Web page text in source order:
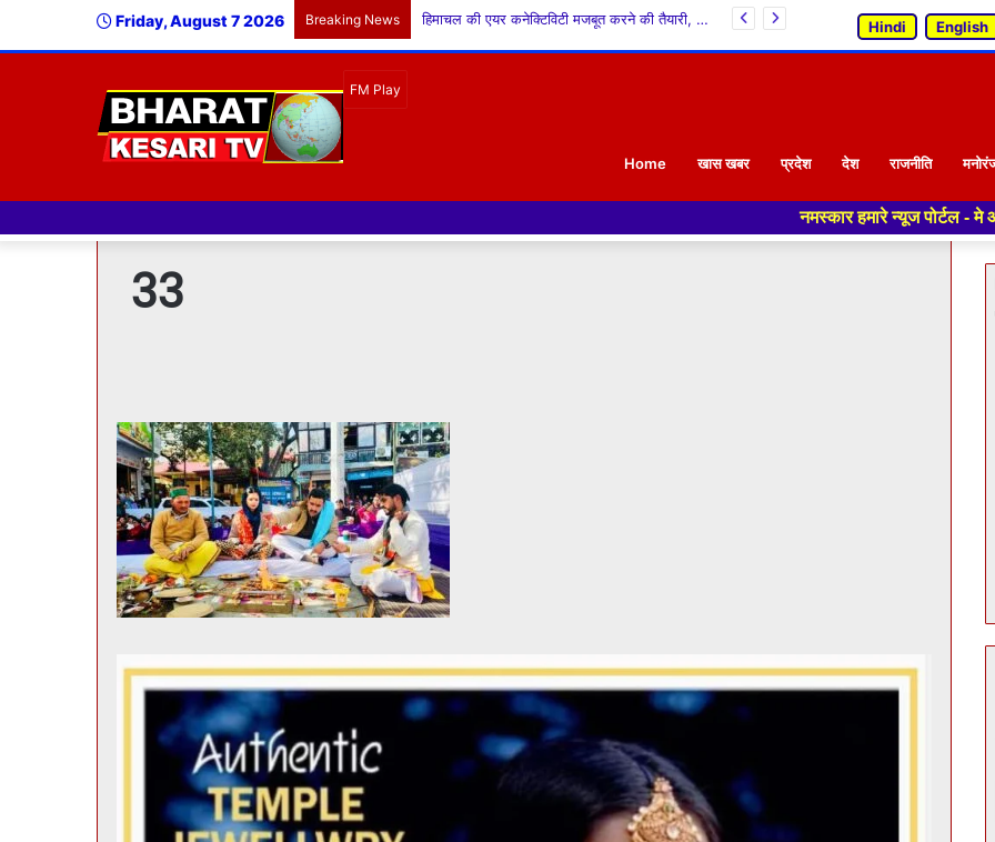
Friday, August 7 2026 Breaking News मानसून बना आफत: हिमाचल में 142 मौतें, 224 ट्रांसफार्मर ठप; मंडी सबसे ज्यादा प्रभावित Hindi English
Home खास खबर प्रदेश देश राजनीति
नमस्कार हमारे न्यूज पोर्टल - मे आपका स्वागत
33